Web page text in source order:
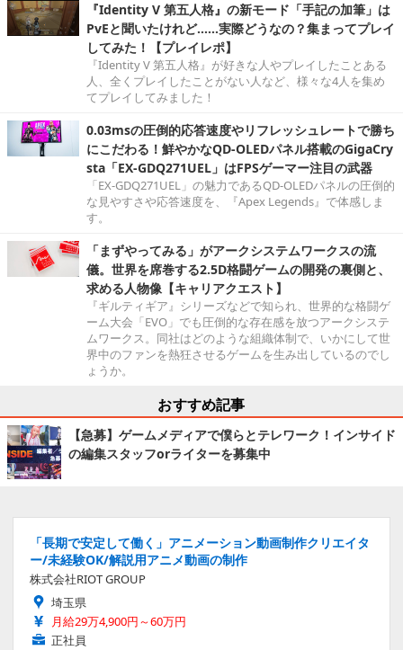
『Identity V 第五人格』の新モード「手記の加筆」は
PvEと聞いたけれど……実際どうなの？集まってプレイ
してみた！【プレイレポ】
『Identity V 第五人格』が好きな人やプレイしたことある
人、全くプレイしたことがない人など、様々な4人を集め
てプレイしてみました！
0.03msの圧倒的応答速度やリフレッシュレートで勝ち
にこだわる！鮮やかなQD-OLEDパネル搭載のGigaCry
sta「EX-GDQ271UEL」はFPSゲーマー注目の武器
「EX-GDQ271UEL」の魅力であるQD-OLEDパネルの圧倒的
な見やすさや応答速度を、『Apex Legends』で体感しま
す。
「まずやってみる」がアークシステムワークスの流
儀。世界を席巻する2.5D格闘ゲームの開発の裏側と、
求める人物像【キャリアクエスト】
『ギルティギア』シリーズなどで知られ、世界的な格闘ゲ
ーム大会「EVO」でも圧倒的な存在感を放つアークシステ
ムワークス。同社はどのような組織体制で、いかにして世
界中のファンを熱狂させるゲームを生み出しているのでし
ょうか。
おすすめ記事
【急募】ゲームメディアで僕らとテレワーク！インサイド
の編集スタッフorライターを募集中
「長期で安定して働く」アニメーション動画制作クリエイタ
ー/未経験OK/解説用アニメ動画の制作
株式会社RIOT GROUP
埼玉県
月給29万4,900円～60万円
正社員